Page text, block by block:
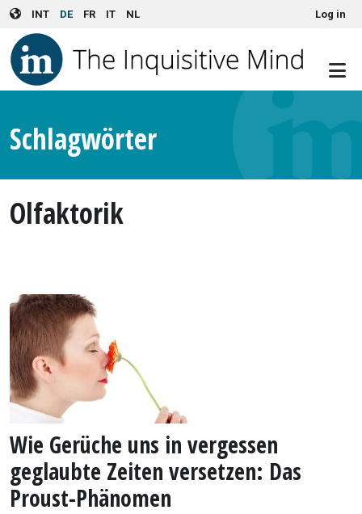
Skip to main content
INT DE FR IT NL User account menuLog in
Schlagwörter
Olfaktorik
Wie Gerüche uns in vergessen
geglaubte Zeiten versetzen: Das
Proust-Phänomen